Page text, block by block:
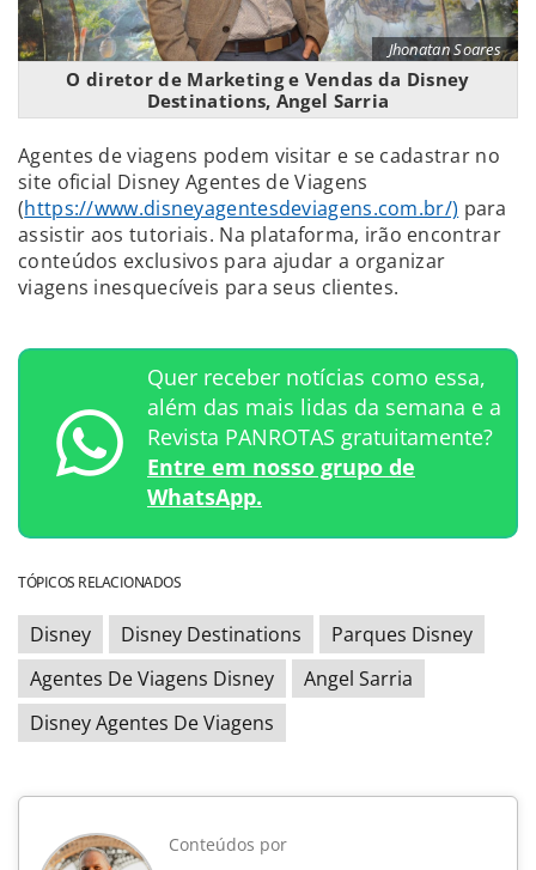
Jhonatan Soares
O diretor de Marketing e Vendas da Disney
Destinations, Angel Sarria
Agentes de viagens podem visitar e se cadastrar no
site oficial Disney Agentes de Viagens
(https://www.disneyagentesdeviagens.com.br/) para
assistir aos tutoriais. Na plataforma, irão encontrar
conteúdos exclusivos para ajudar a organizar
viagens inesquecíveis para seus clientes.
Quer receber notícias como essa,
além das mais lidas da semana e a
Revista PANROTAS gratuitamente?
Entre em nosso grupo de
WhatsApp.
TÓPICOS RELACIONADOS
Disney Disney Destinations
Parques Disney
Agentes De Viagens Disney
Angel Sarria
Disney Agentes De Viagens
Conteúdos por